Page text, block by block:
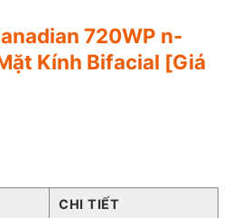
720WP n-
Kính Bifacial [Giá
CHI TIẾT